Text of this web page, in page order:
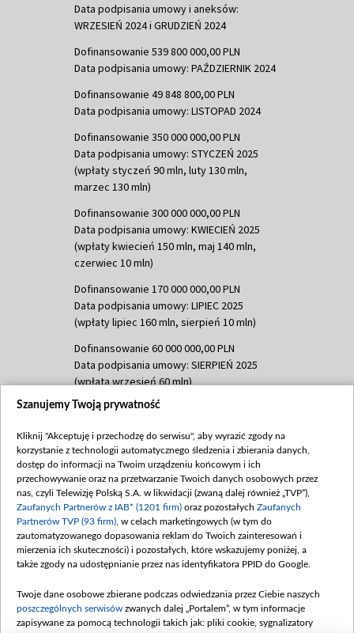
Data podpisania umowy i aneksów:
WRZESIEŃ 2024 i GRUDZIEŃ 2024
Dofinansowanie 539 800 000,00 PLN
Data podpisania umowy: PAŹDZIERNIK 2024
Dofinansowanie 49 848 800,00 PLN
Data podpisania umowy: LISTOPAD 2024
Dofinansowanie 350 000 000,00 PLN
Data podpisania umowy: STYCZEŃ 2025
(wpłaty styczeń 90 mln, luty 130 mln,
marzec 130 mln)
Dofinansowanie 300 000 000,00 PLN
Data podpisania umowy: KWIECIEŃ 2025
(wpłaty kwiecień 150 mln, maj 140 mln,
czerwiec 10 mln)
Dofinansowanie 170 000 000,00 PLN
Data podpisania umowy: LIPIEC 2025
(wpłaty lipiec 160 mln, sierpień 10 mln)
Dofinansowanie 60 000 000,00 PLN
Data podpisania umowy: SIERPIEŃ 2025
(wpłata wrzesień 60 mln)
Dofinansowanie 635 783 051,21 PLN
(wpłata wrzesień 100 mln, październik 350
mln, listopad 265 mln)
Dofinansowanie 48 862 000,00 PLN
Data podpisania umowy: GRUDZIEŃ 2025
(wpłata grudzień 60,548 mln)
Dofinansowanie 900 000 000,00 PLN
Data podpisania umowy: LUTY 2026 (wpłata
kwiecień 180 mln, 7 maja 180 mln, 8
czerwca 90 mln)
Szanujemy Twoją prywatność
Kliknij "Akceptuję i przechodzę do serwisu", aby wyrazić zgody na
korzystanie z technologii automatycznego śledzenia i zbierania danych,
dostęp do informacji na Twoim urządzeniu końcowym i ich
przechowywanie oraz na przetwarzanie Twoich danych osobowych przez
nas, czyli Telewizję Polską S.A. w likwidacji (zwaną dalej również „TVP”),
Zaufanych Partnerów z IAB* (1201 firm) oraz pozostałych Zaufanych
Partnerów TVP (93 firm) , w celach marketingowych (w tym do
zautomatyzowanego dopasowania reklam do Twoich zainteresowań i
mierzenia ich skuteczności) i pozostałych, które wskazujemy poniżej, a
także zgody na udostępnianie przez nas identyfikatora PPID do Google.
Twoje dane osobowe zbierane podczas odwiedzania przez Ciebie naszych
poszczególnych serwisów zwanych dalej „Portalem”, w tym informacje
zapisywane za pomocą technologii takich jak: pliki cookie, sygnalizatory